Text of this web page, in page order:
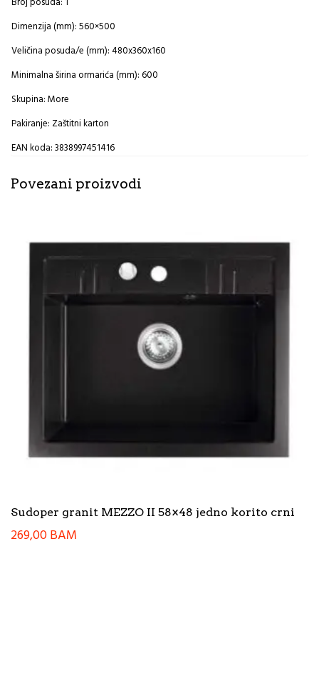
Dimenzija (mm): 560×500
Veličina posuda/e (mm): 480x360x160
Minimalna širina ormarića (mm): 600
Skupina: More
Pakiranje: Zaštitni karton
EAN koda: 3838997451416
Povezani proizvodi
Sudoper granit MEZZO II 58×48 jedno korito crni
269,00BAM